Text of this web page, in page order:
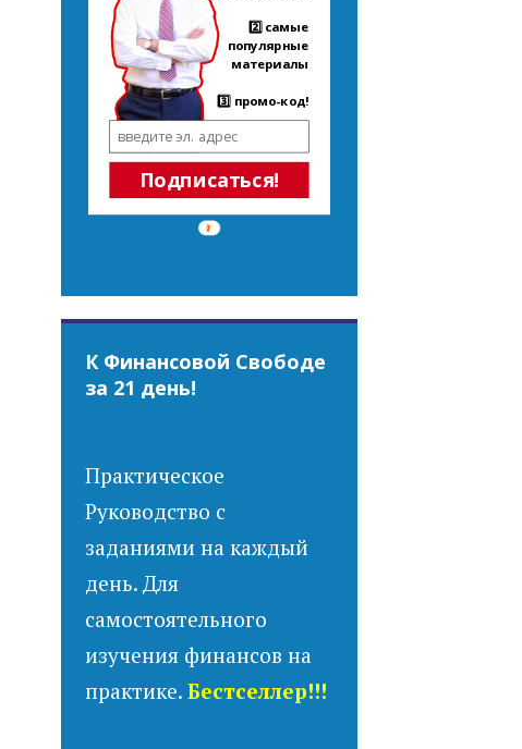
Подписаться!
2️⃣ самые
популярные
материалы
3️⃣ промо-код!
К Финансовой Свободе
за 21 день!
Практическое
Руководство с
заданиями на каждый
день. Для
самостоятельного
изучения финансов на
практике.Бестселлер!!!